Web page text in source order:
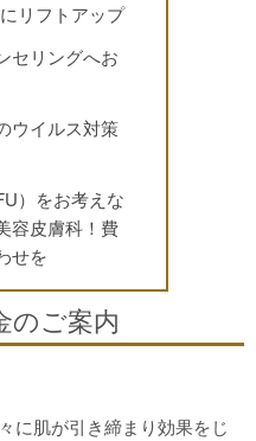
リフトアップ
セリングへお
ウイルス対策
）をお考えな
容皮膚科！費
せを
のご案内
に肌が引き締まり効果をじ